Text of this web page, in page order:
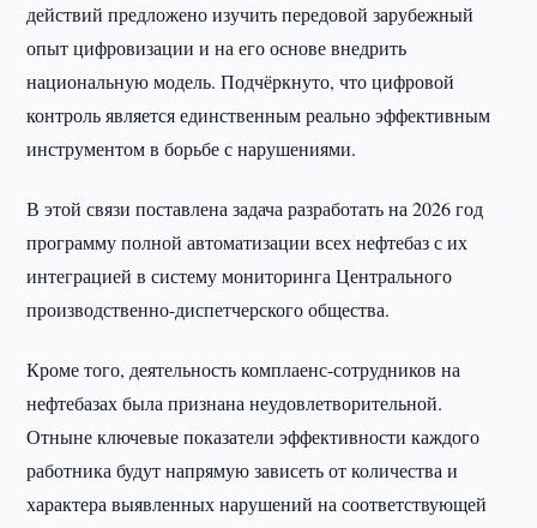
действий предложено изучить передовой зарубежный
опыт цифровизации и на его основе внедрить
национальную модель. Подчёркнуто, что цифровой
контроль является единственным реально эффективным
инструментом в борьбе с нарушениями.
В этой связи поставлена задача разработать на 2026 год
программу полной автоматизации всех нефтебаз с их
интеграцией в систему мониторинга Центрального
производственно-диспетчерского общества.
Кроме того, деятельность комплаенс-сотрудников на
нефтебазах была признана неудовлетворительной.
Отныне ключевые показатели эффективности каждого
работника будут напрямую зависеть от количества и
характера выявленных нарушений на соответствующей